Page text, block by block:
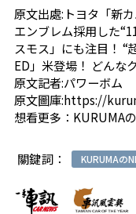
原文出處: トヨタ「新
エンブレム採用した
スモス」にも注目！ “
ED」米登場！ どんな
原文記者:パワーボム
原文圖庫:https://
想看更多： KURUMA
關鍵詞： KURUMAの